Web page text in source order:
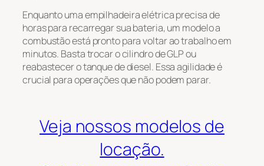
Enquanto uma empilhadeira elétrica precisa de
horas para recarregar sua bateria, um modelo a
combustão está pronto para voltar ao trabalho em
minutos. Basta trocar o cilindro de GLP ou
reabastecer o tanque de diesel. Essa agilidade é
crucial para operações que não podem parar.
Veja nossos modelos de
locação.